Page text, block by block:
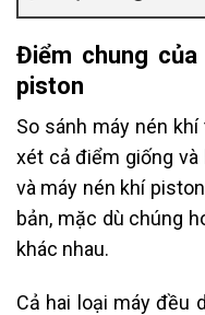
Điểm chung
piston
So sánh máy nén
xét cả điểm giống và
và máy nén khí
bản, mặc dù chúng
khác nhau.
Cả hai loại máy đều